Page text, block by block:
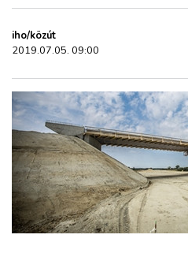
REPÜLÉS
KÖZLEKEDÉSFEJLESZTÉS
ELLÁTÁSI LÁNC
ZÖLDÚT
HAJÓZÁS
iho/közút
2019.07.05. 09:00